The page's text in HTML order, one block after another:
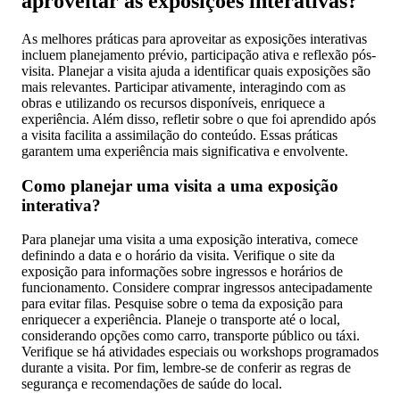
As melhores práticas para aproveitar as exposições interativas
incluem planejamento prévio, participação ativa e reflexão pós-
visita. Planejar a visita ajuda a identificar quais exposições são
mais relevantes. Participar ativamente, interagindo com as
obras e utilizando os recursos disponíveis, enriquece a
experiência. Além disso, refletir sobre o que foi aprendido após
a visita facilita a assimilação do conteúdo. Essas práticas
garantem uma experiência mais significativa e envolvente.
Como planejar uma visita a uma exposição
interativa?
Para planejar uma visita a uma exposição interativa, comece
definindo a data e o horário da visita. Verifique o site da
exposição para informações sobre ingressos e horários de
funcionamento. Considere comprar ingressos antecipadamente
para evitar filas. Pesquise sobre o tema da exposição para
enriquecer a experiência. Planeje o transporte até o local,
considerando opções como carro, transporte público ou táxi.
Verifique se há atividades especiais ou workshops programados
durante a visita. Por fim, lembre-se de conferir as regras de
segurança e recomendações de saúde do local.